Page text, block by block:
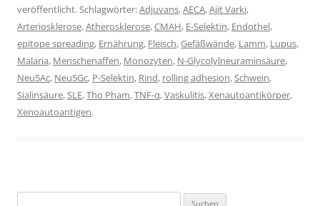
veröffentlicht. Schlagwörter:Adjuvans,AECA,Ajit Varki,
Arteriosklerose,Atherosklerose,CMAH, E-Selektin, Endothel,
epitope spreading, Ernährung, Fleisch,Gefäßwände, Lamm, Lupus,
Malaria, Menschenaffen, Monozyten, N-Glycolylneuraminsäure,
Neu5Ac, Neu5Gc, P-Selektin, Rind, rolling adhesion,Schwein,
Sialinsäure,SLE,Tho Pham,TNF-α,Vaskulitis,Xenautoantikörper,
Xenoautoantigen.